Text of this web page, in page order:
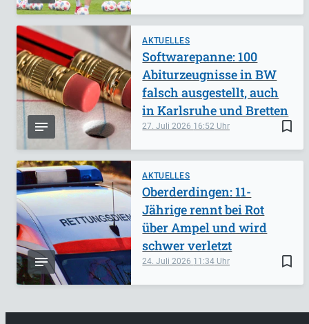
AKTUELLES
bookmark_border
27. Juli 2026 16:52
Softwarepanne: 100
Abiturzeugnisse in BW
falsch ausgestellt, auch
in Karlsruhe und Bretten
AKTUELLES
bookmark_border
24. Juli 2026 11:34
Oberderdingen: 11-
Jährige rennt bei Rot
über Ampel und wird
schwer verletzt